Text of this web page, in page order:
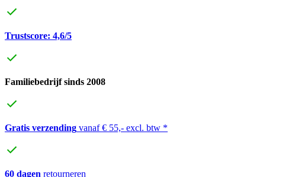
Trustscore: 4,6/5
Familiebedrijf sinds 2008
Gratis verzending vanaf € 55,- excl. btw *
60 dagen retourneren